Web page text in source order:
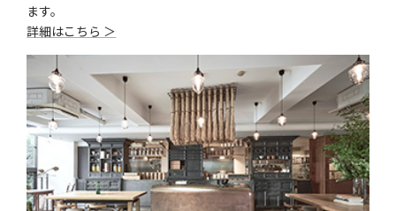
ます。
詳細はこちら ＞